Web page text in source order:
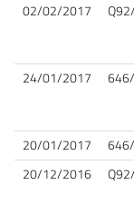
02/02/2017
24/01/2017
20/01/2017
20/12/2016